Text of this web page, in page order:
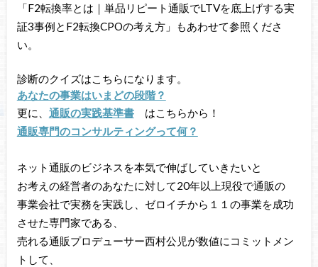
「F2転換率とは｜単品リピート通販でLTVを底上げする実
証3事例とF2転換CPOの考え方」もあわせて参照くださ
い。
診断のクイズはこちらになります。
あなたの事業はいまどの段階？
更に、 通販の実践基準書はこちらから！
通販専門のコンサルティングって何？
ネット通販のビジネスを本気で伸ばしていきたいと
お考えの経営者のあなたに対して20年以上現役で通販の
事業会社で実務を実践し、ゼロイチから１１の事業を成功
させた専門家である、
売れる通販プロデューサー西村公児が数値にコミットメン
トして、